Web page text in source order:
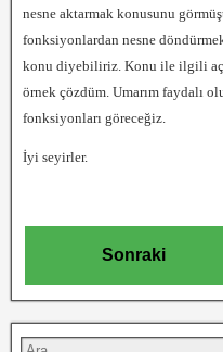
nesne aktarmak konusunu
fonksiyonlardan nesne
konu diyebiliriz. Konu ile ilgili
örnek çözdüm. Umarım faydalı
fonksiyonları göreceğiz.
İyi seyirler.
Sonraki